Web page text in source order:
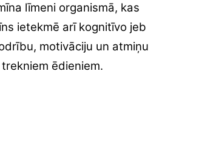
līmeni organismā, kas
ietekmē arī kognitīvo jeb
motivāciju un atmiņu
ēdieniem.